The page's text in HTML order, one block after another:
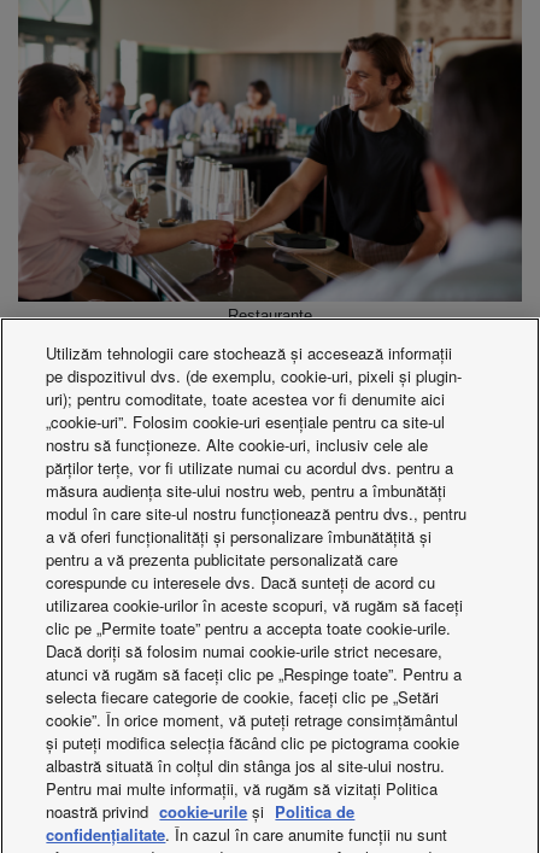
Restaurante
Vedeți mai multe soluții de încălzire și răcire cu
tehnologie nanoe™
Pentru mai multe informații, contactați-ne
Utilizăm tehnologii care stochează și accesează informații
pe dispozitivul dvs. (de exemplu, cookie-uri, pixeli și plugin-
uri); pentru comoditate, toate acestea vor fi denumite aici
„cookie-uri”. Folosim cookie-uri esențiale pentru ca site-ul
nostru să funcționeze. Alte cookie-uri, inclusiv cele ale
părților terțe, vor fi utilizate numai cu acordul dvs. pentru a
măsura audiența site-ului nostru web, pentru a îmbunătăți
modul în care site-ul nostru funcționează pentru dvs., pentru
a vă oferi funcționalități și personalizare îmbunătățită și
pentru a vă prezenta publicitate personalizată care
corespunde cu interesele dvs. Dacă sunteți de acord cu
utilizarea cookie-urilor în aceste scopuri, vă rugăm să faceți
clic pe „Permite toate” pentru a accepta toate cookie-urile.
Dacă doriți să folosim numai cookie-urile strict necesare,
atunci vă rugăm să faceți clic pe „Respinge toate”. Pentru a
selecta fiecare categorie de cookie, faceți clic pe „Setări
cookie”. În orice moment, vă puteți retrage consimțământul
și puteți modifica selecția făcând clic pe pictograma cookie
albastră situată în colțul din stânga jos al site-ului nostru.
Pentru mai multe informații, vă rugăm să vizitați Politica
noastră privind cookie-urile și Politica de
confidențialitate. În cazul în care anumite funcții nu sunt